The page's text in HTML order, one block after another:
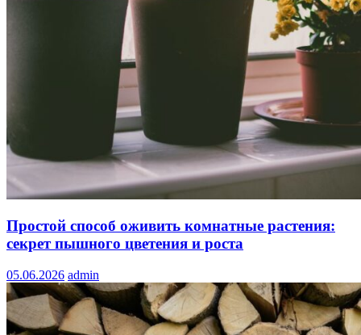
Простой способ оживить комнатные растения:
секрет пышного цветения и роста
05.06.2026 admin